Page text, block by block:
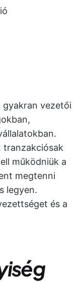
gyakran vezetői
tranzakciósak
működniük a
megtenni
legyen.
és a